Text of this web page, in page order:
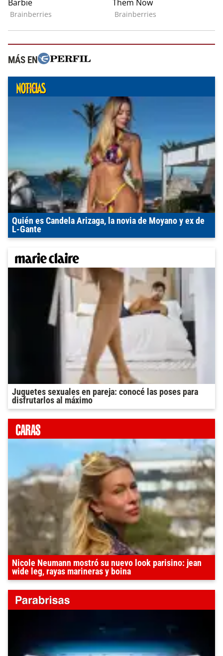
MÁS EN
Quién es Candela Arizaga, la novia de Moyano y ex de
L-Gante
Juguetes sexuales en pareja: conocé las poses para
disfrutarlos al máximo
Nicole Neumann mostró su nuevo look parisino: jean
wide leg, rayas marineras y boina